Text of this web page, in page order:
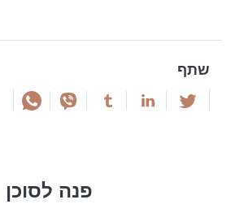
שתף
פנה לסוכן